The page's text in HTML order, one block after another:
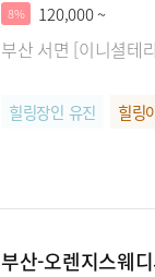
8% 120,000 ~
부산 서면 [이니셜테
힐링장인 유진 힐링
부산-오렌지스웨